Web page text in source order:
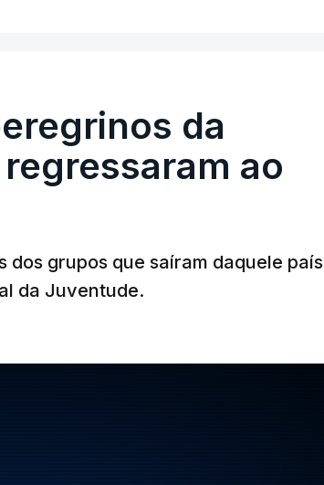
da
ao
dos grupos que saíram daquele país
da Juventude.